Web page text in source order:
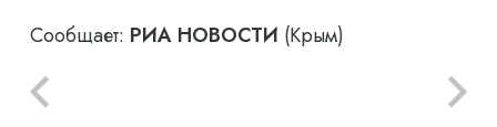
Сообщает: РИА НОВОСТИ (Крым)